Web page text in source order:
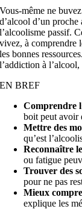
Vous-même ne
d’alcool d’un
l’alcoolisme passif.
vivez, à comprendre
les bonnes
l’addiction à l’alcool,
EN BREF
Comprendre
boit peut avoir
Mettre des
qu’est
Reconnaître
ou fatigue
Trouver des
pour ne pas
Mieux
explique les